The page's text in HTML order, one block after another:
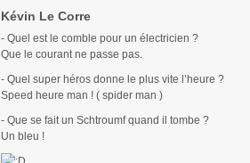
Kévin Le Corre
- Quel est le comble pour un électricien ?
Que le courant ne passe pas.
- Quel super héros donne le plus vite l’heure ?
Speed heure man ! ( spider man )
- Que se fait un Schtroumf quand il tombe ?
Un bleu !